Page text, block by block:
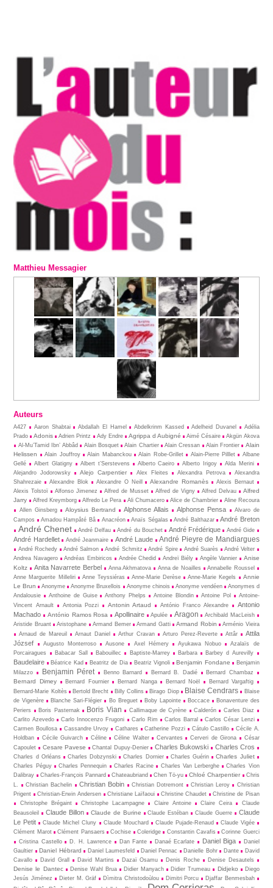
Matthieu Messagier
Auteurs
A427 Aaron Shabtai Abdallah El Hamel Abdelkrinm Kassed Adelheid Duvanel
Adélia
Prado
Adonis Adrien Printz Ady Endre Agrippa d Aubigné Aimé Césaire
Akgün Akova
Al-Mu’Tamid Ibn’ Abbâd
Alain Bosquet Alain Chartier Alain Cressan Alain Frontier
Alain
Helissen
Alain Jouffroy Alain Mabanckou Alain Robe-Grillet Alain-Pierre Pilllet
Albane
Gellé
Albert Glatigny Albert t’Serstevens Alberto Caeiro Alberto Irigoy
Alda Merini
Alejandro Jodorowsky
Alejo Carpentier Alex Fleites Alexandra Petrova
Alexandra
Shahrezaie
Alexandre Blok Alexandre O Neill Alexandre Romanès
Alexis Bernaut
Alexis Tolstoï
Alfonso Jimenez Alfred de Musset Alfred de Vigny Alfred Delvau
Alfred
Jarry
Alfred Kreymborg Alfredo Le Pera Ali Chumacero Alice de Chambrier
Aline Recoura
Allen Ginsberg
Aloysius Bertrand Alphonse Allais Alphonse Pensa
Alvaro de
Campos
Amadou Hampâté Bâ Anacréon Anaïs Ségalas André Balthazar André Breton
André Chenet André Delfau André du Bouchet André Frédérique André Gide
André Hardellet André Jeanmaire André Laude André Pieyre de Mandiargues
André Rochedy André Salmon André Schmitz André Spire André Suarès
André Velter
Andrea Navagero
Andréas Embiricos Andrée Chedid Andreï Biély Angèle Vannier
Anise
Koltz
Anita Navarrete Berbel Anna Akhmatova Anna de Noailles
Annabelle Roussel
Anne Marguerite Milleliri
Anne Teyssiéras Anne-Marie Derèse Anne-Marie Kegels
Annie
Le Brun
Anonyme Anonyme Bruxellois Anonyme chinois Anonyme vendéen
Anonymes d
Andalousie
Anthoine de Guise Anthony Phelps Antoine Blondin Antoine Pol
Antoine-
Vincent Arnault
Antonia Pozzi Antonin Artaud António Franco Alexandre
Antonio
Machado
António Ramos Rosa Apollinaire Apulée Aragon
Archibald MacLeish
Aristide Bruant
Aristophane Armand Bemer Armand Gatti Armand Robin
Arménio Vieira
Arnaud de Mareuil
Arnaut Daniel Arthur Cravan Arturo Perez-Reverte Attâr
Attila
József
Augusto Monterroso Ausone Axel Hémery Ayukawa Nobuo
Azalaïs de
Porcairagues
Babacar Sall Babouillec Baptiste-Marrey Barbara Barbey d Aurevilly
Baudelaire Béatrice Kad Beatritz de Dia Beatriz Vignoli Benjamin Fondane
Benjamin
Milazzo
Benjamin Péret Benno Barnard Bernard B. Dadié Bernard Chambaz
Bernard Dimey Bernard Fournier Bernard Nanga Bernard Noël
Bernard Vargaftig
Bernard-Marie Koltès
Bertold Brecht Billy Collins Birago Diop Blaise Cendrars
Blaise
de Vigenère
Blanche Sari-Flégier Bo Breguet Boby Lapointe Boccace
Bonaventure des
Periers
Boris Pasternak Boris Vian Callimaque de Cyrène Cal­derón
Carles Diaz
Carlito Azevedo
Carlo Innocenzo Frugoni Carlo Rim Carlos Barral
Carlos César Lenzi
Carmen Boullosa
Cassandre Urvoy Cathares Catherine Pozzi Cátulo Castillo
Cécile A.
Holdban
Cécile Guivarch Céline Céline Walter Cervantes Cerveri de Girona
César
Capoulet
Cesare Pavese Chantal Dupuy-Denier Charles Bukowski Charles Cros
Charles d Orléans Charles Dobzynski Charles Dornier Charles Guérin Charles Juliet
Charles Péguy Charles Pennequin Charles Racine Charles Van Lerberghe
Charles Vion
Dalibray
Charles-François Pannard Chateaubriand Chen Tö-yu Chloé Charpentier
Chris
L.
Christian Bachelin Christian Bobin Christian Dotremont Christian Leroy
Christian
Prigent
Christian-Erwin Andersen Christiane Laïfaoui Christine Chaudet
Christine de Pisan
Christophe Brégaint
Christophe Lacampagne Claire Antoine Claire Ceira
Claude
Beausoleil
Claude Billon Claude de Burine Claude Estéban Claude Guerre
Claude
Le Petit
Claude Michel Cluny Claude Mouchard Claude Pujade-Renaud
Claude Vigée
Clément Marot
Clément Pansaers Cochise Coleridge Constantin Cavafis
Corinne Guerci
Cristina Castello
D. H. Lawrence Dan Fante Danaé Ecarlate Daniel Biga
Daniel
Gaultier
Daniel Hébrard Daniel Laumesfeld Daniel Pennac Danielle Bohr Dante
David
Cavallo
David Grall David Martins Dazaï Osamu Denis Roche Denise Desautels
Denise le Dantec Denise Wahl Brua Didier Manyach Didier Trumeau Didjeko
Diego
Jesús Jiménez
Dieter M. Gräf Dìmitra Christodoùlou Dimitri Porcu
Djaffar Benmesbah